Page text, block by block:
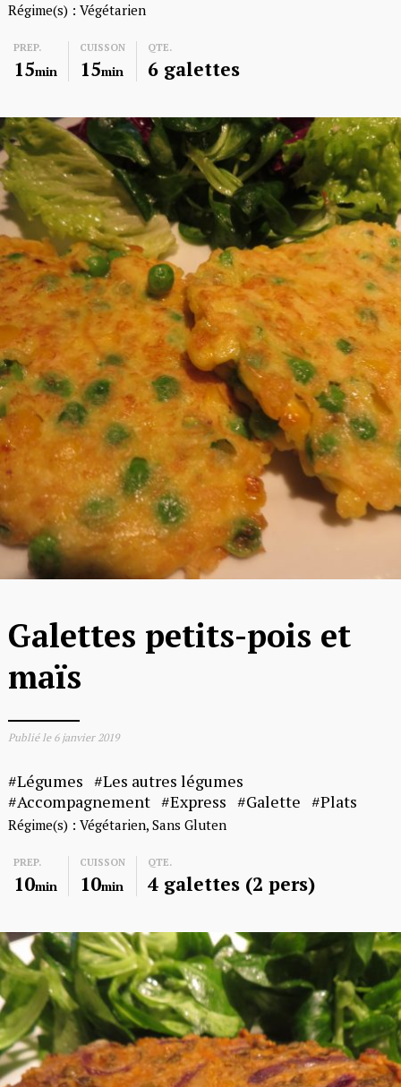
Régime(s) : Végétarien
PREP.
15min
CUISSON
15min
QTE.
6 galettes
Galettes petits-pois et
maïs
Publié le 6 janvier 2019
Légumes
Les autres légumes
Accompagnement
Express Galette Plats
Régime(s) : Végétarien Sans Gluten
PREP.
10min
CUISSON
10min
QTE.
4 galettes (2 pers)